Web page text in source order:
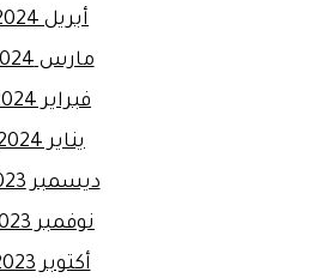
أبريل 2024
مارس 2024
فبراير 2024
يناير 2024
ديسمبر 2023
نوفمبر 2023
أكتوبر 2023